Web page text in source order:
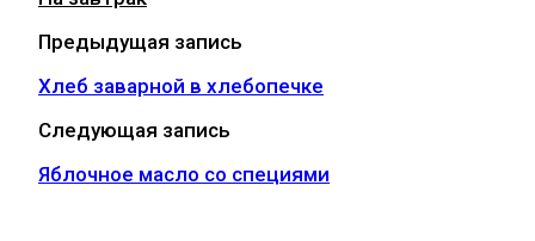
Предыдущая запись
Хлеб заварной в хлебопечке
Следующая запись
Яблочное масло со специями